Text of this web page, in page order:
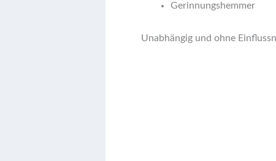
Gerinnungshemmer
Unabhängig und ohne